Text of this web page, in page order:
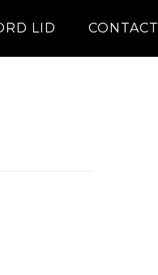
LID CONTACT